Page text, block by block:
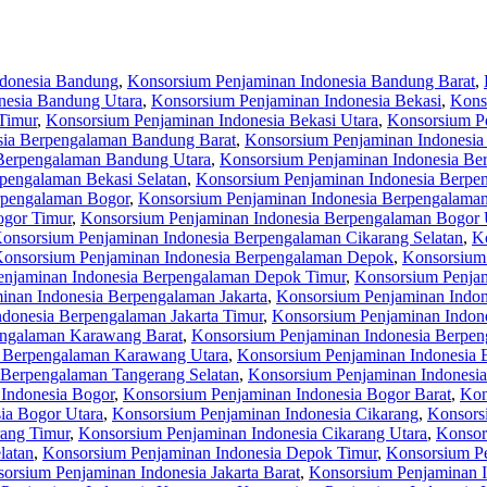
Bandung, Konsorsium Penjaminan Indonesia Bandung Barat,
Bandung Utara, Konsorsium Penjaminan Indonesia Bekasi,
, Konsorsium Penjaminan Indonesia Bekasi Utara, Konsorsium
Berpengalaman Bandung Barat, Konsorsium Penjaminan
Bandung Utara, Konsorsium Penjaminan Indonesia
Bekasi Selatan, Konsorsium Penjaminan Indonesia
Bogor, Konsorsium Penjaminan Indonesia
Timur, Konsorsium Penjaminan Indonesia Berpengalaman Bogor
Penjaminan Indonesia Berpengalaman Cikarang Selatan,
Penjaminan Indonesia Berpengalaman Depok,
Indonesia Berpengalaman Depok Timur, Konsorsium
Indonesia Berpengalaman Jakarta, Konsorsium Penjaminan
Berpengalaman Jakarta Timur, Konsorsium Penjaminan
Karawang Barat, Konsorsium Penjaminan Indonesia
Karawang Utara, Konsorsium Penjaminan Indonesia
Tangerang Selatan, Konsorsium Penjaminan
Bogor, Konsorsium Penjaminan Indonesia Bogor Barat,
Bogor Utara, Konsorsium Penjaminan Indonesia Cikarang,
Timur, Konsorsium Penjaminan Indonesia Cikarang Utara,
, Konsorsium Penjaminan Indonesia Depok Timur, Konsorsium
Penjaminan Indonesia Jakarta Barat, Konsorsium Penjaminan